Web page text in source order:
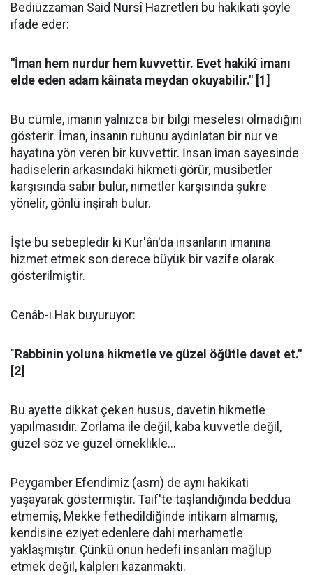
Bediüzzaman Said Nursî Hazretleri bu hakikati şöyle
ifade eder:
"İman hem nurdur hem kuvvettir. Evet hakikî imanı
elde eden adam kâinata meydan okuyabilir." [1]
Bu cümle, imanın yalnızca bir bilgi meselesi olmadığını
gösterir. İman, insanın ruhunu aydınlatan bir nur ve
hayatına yön veren bir kuvvettir. İnsan iman sayesinde
hadiselerin arkasındaki hikmeti görür, musibetler
karşısında sabır bulur, nimetler karşısında şükre
yönelir, gönlü inşirah bulur.
İşte bu sebepledir ki Kur'ân'da insanların imanına
hizmet etmek son derece büyük bir vazife olarak
gösterilmiştir.
Cenâb-ı Hak buyuruyor:
" Rabbinin yoluna hikmetle ve güzel öğütle davet et."
[2]
Bu ayette dikkat çeken husus, davetin hikmetle
yapılmasıdır. Zorlama ile değil, kaba kuvvetle değil,
güzel söz ve güzel örneklikle...
Peygamber Efendimiz (asm) de aynı hakikati
yaşayarak göstermiştir. Taif'te taşlandığında beddua
etmemiş, Mekke fethedildiğinde intikam almamış,
kendisine eziyet edenlere dahi merhametle
yaklaşmıştır. Çünkü onun hedefi insanları mağlup
etmek değil, kalpleri kazanmaktı.